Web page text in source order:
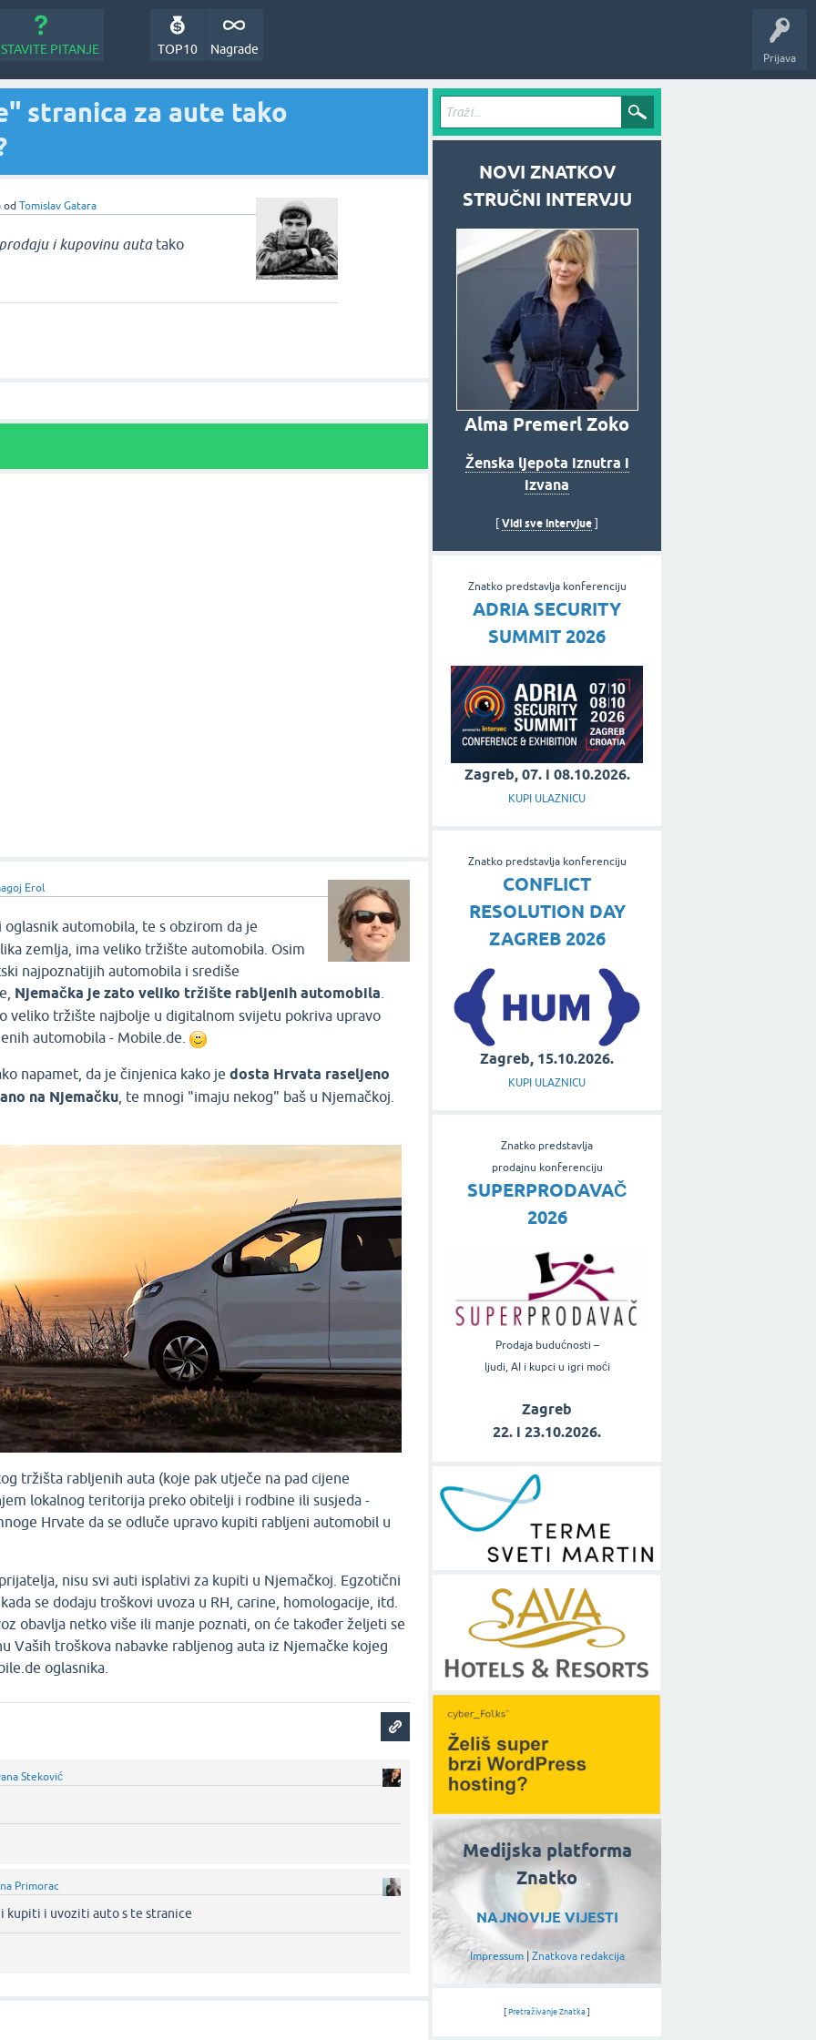
Prijava
PITANJE Nagrade
TOP10
stranica za aute tako
od Tomislav Gatara
i kupovinu autatako
Erol
oglasnik automobila, te s obzirom da je
zemlja, ima veliko tržište automobila. Osim
najpoznatijih automobila i središe
Njemačka je zato veliko tržište rabljenih automobila
veliko tržište najbolje u digitalnom svijetu pokriva upravo
automobila - Mobile.de.
napamet, da je činjenica kako jedosta Hrvata raseljeno
na Njemačku , te mnogi "imaju nekog" baš u Njemačkoj.
tržišta rabljenih auta (koje pak utječe na pad cijene
lokalnog teritorija preko obitelji i rodbine ili susjeda -
Hrvate da se odluče upravo kupiti rabljeni automobil u
nisu svi auti isplativi za kupiti u Njemačkoj. Egzotični
se dodaju troškovi uvoza u RH, carine, homologacije, itd.
obavlja netko više ili manje poznati, on će također željeti se
Vaših troškova nabavke rabljenog auta iz Njemačke kojeg
oglasnika.
Steković
Primorac
kupiti i uvoziti auto s te stranice‌
NOVI ZNATKOV
STRUČNI INTERVJU
Alma Premerl Zoko
Ženska ljepota iznutra i
izvana
Vidi sve intervjue
Znatko predstavlja konferenciju
ADRIA SECURITY
SUMMIT 2026
Zagreb, 07. i 08.10.2026.
KUPI ULAZNICU
Znatko predstavlja konferenciju
CONFLICT
RESOLUTION DAY
ZAGREB 2026
Zagreb, 15.10.2026.
KUPI ULAZNICU
Znatko predstavlja
prodajnu konferenciju
SUPERPRODAVAČ
2026
Prodaja budućnosti –
ljudi, AI i kupci u igri moći
Zagreb
22. i 23.10.2026.
Medijska platforma
Znatko
NAJNOVIJE VIJESTI
Impressum| Znatkova redakcija
[ Pretraživanje Znatka ]